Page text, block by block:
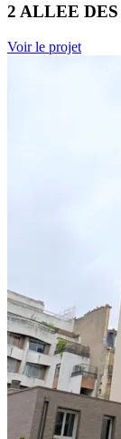
2 ALLEE
Voir le projet